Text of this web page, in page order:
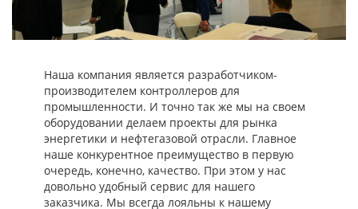
Наша компания является разработчиком-
производителем контроллеров для
промышленности. И точно так же мы на своем
оборудовании делаем проекты для рынка
энергетики и нефтегазовой отрасли. Главное
наше конкурентное преимущество в первую
очередь, конечно, качество. При этом у нас
довольно удобный сервис для нашего
заказчика. Мы всегда лояльны к нашему